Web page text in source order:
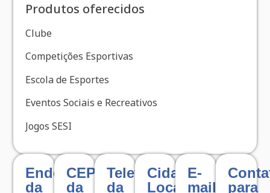
Produtos oferecidos
Clube
Competições Esportivas
Escola de Esportes
Eventos Sociais e Recreativos
Jogos SESI
Endereço
da
CEP
da
Telefone
da
Cidade
Localizada
E-
mail
para